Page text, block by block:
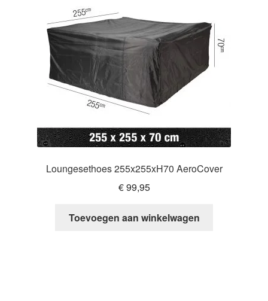
Loungesethoes 255x255xH70 AeroCover
€99,95
Toevoegen aan winkelwagen